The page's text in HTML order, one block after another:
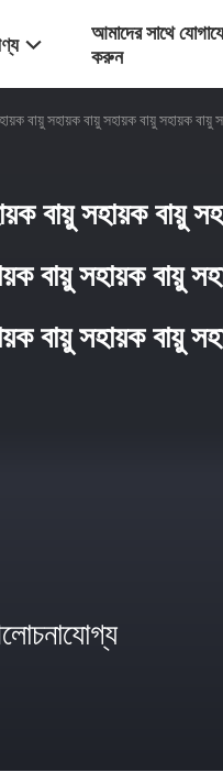
আমাদের সাথে
করুন
বায়ু সহায়ক বায়ু সহায়ক বায়ু সহায়ক বায়ু
বায়ু সহায়ক বায়ু
বায়ু সহায়ক বায়ু
বায়ু সহায়ক বায়ু